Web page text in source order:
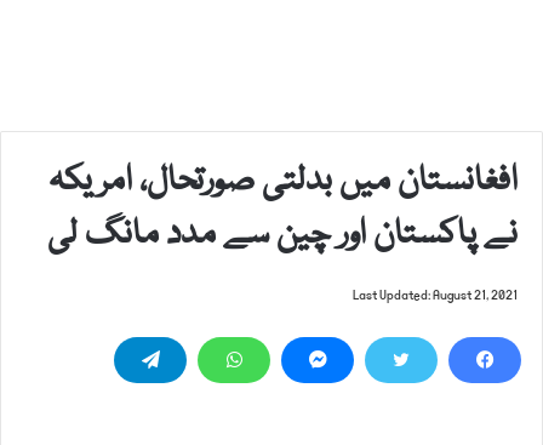
افغانستان میں بدلتی صورتحال، امریکہ
نے پاکستان اور چین سے مدد مانگ لی
Last Updated: August 21, 2021